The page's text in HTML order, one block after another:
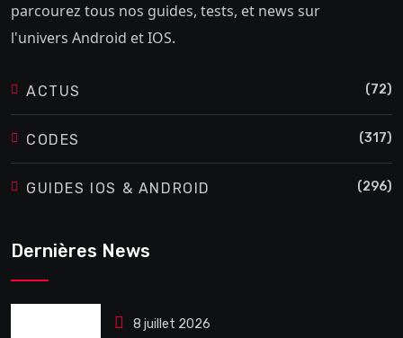
parcourez tous nos guides, tests, et news sur
l'univers Android et IOS.
ACTUS (72)
CODES (317)
GUIDES IOS & ANDROID (296)
Dernières News
8 juillet 2026